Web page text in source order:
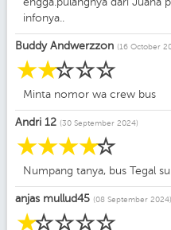
infonya..
Buddy Andwerzzon (16 October
☆
☆
☆
☆
☆
Minta nomor wa crew bus
Andri 12 (30 September 2024)
☆
☆
☆
☆
☆
Numpang tanya, bus Tegal
anjas mullud45 (08 September 2024)
☆
☆
☆
☆
☆